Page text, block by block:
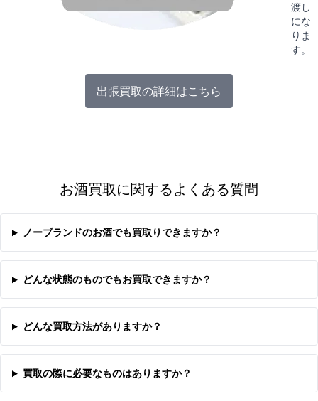
渡し
にな
りま
す。
出張買取の詳細はこちら
お酒買取に関するよくある質問
ノーブランドのお酒でも買取りできますか？
どんな状態のものでもお買取できますか？
どんな買取方法がありますか？
買取の際に必要なものはありますか？